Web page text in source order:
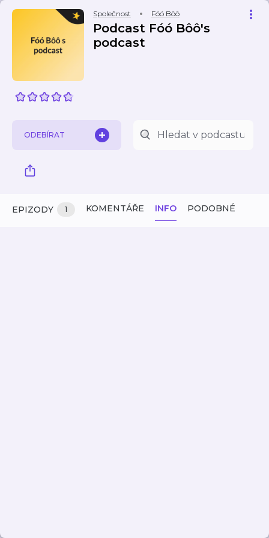
Společnost Fóó Bôô
Podcast Fóó Bôô's
podcast
ODEBÍRAT
EPIZODY 1 KOMENTÁŘE INFO PODOBNÉ